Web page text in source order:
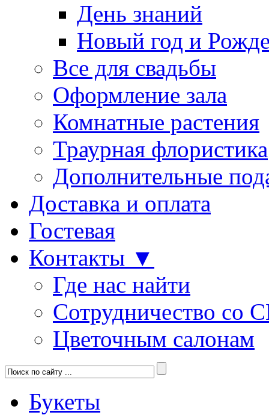
День знаний
Новый год и
Все для свадьбы
Оформление зала
Комнатные растения
Траурная флористика
Дополнительные
Доставка и оплата
Гостевая
Контакты ▼
Где нас найти
Сотрудничество со
Цветочным салонам
Букеты